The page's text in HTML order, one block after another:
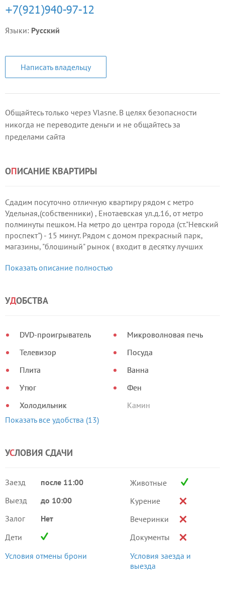
Языки: Русский
Написать владельцу
Общайтесь только через Vlasne. В целях безопасности
никогда не переводите деньги и не общайтесь за
пределами сайта
ОПИСАНИЕ КВАРТИРЫ
Сдадим посуточно отличную квартиру рядом с метро
Удельная,(собственники) , Енотаевская ул.д.16, от метро
полминуты пешком. На метро до центра города (ст."Невский
проспект") - 15 минут. Рядом с домом прекрасный парк,
магазины, "блошиный" рынок ( входит в десятку лучших
"Макдональдс" и Wi-Fi.
Показать описание полностью
УДОБСТВА
DVD-проигрыватель
Телевизор
Плита
Утюг
Холодильник
Микроволновая печь
Посуда
Ванна
Фен
Камин
Показать все удобства (13)
УСЛОВИЯ СДАЧИ
Заезд
после 11:00
Выезд
до 10:00
Залог
Нет
Дети
Условия отмены брони
Животные
Курение
Вечеринки
Документы
Условия заезда и
выезда